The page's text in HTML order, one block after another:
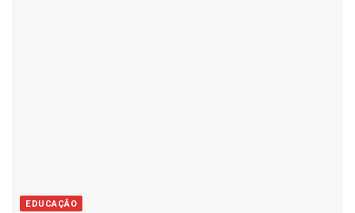
EDUCAÇÃO